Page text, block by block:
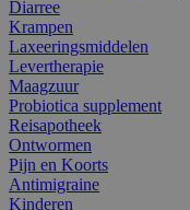
Diarree
Krampen
Laxeeringsmiddelen
Levertherapie
Maagzuur
Probiotica supplement
Reisapotheek
Ontwormen
Pijn en Koorts
Antimigraine
Kinderen